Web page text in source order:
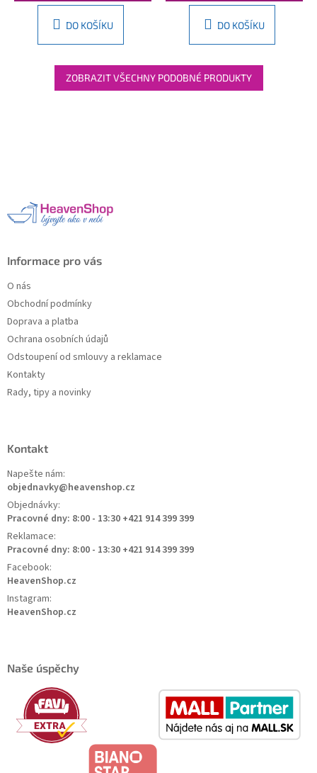
DO KOŠÍKU DO KOŠÍKU
ZOBRAZIT VŠECHNY PODOBNÉ PRODUKTY
Informace pro vás
O nás
Obchodní podmínky
Doprava a platba
Ochrana osobních údajů
Odstoupení od smlouvy a reklamace
Kontakty
Rady, tipy a novinky
Kontakt
Napešte nám:
objednavky@heavenshop.cz
Objednávky:
Pracovné dny: 8:00 - 13:30 +421 914 399 399
Reklamace:
Pracovné dny: 8:00 - 13:30 +421 914 399 399
Facebook:
HeavenShop.cz
Instagram:
HeavenShop.cz
Naše úspěchy